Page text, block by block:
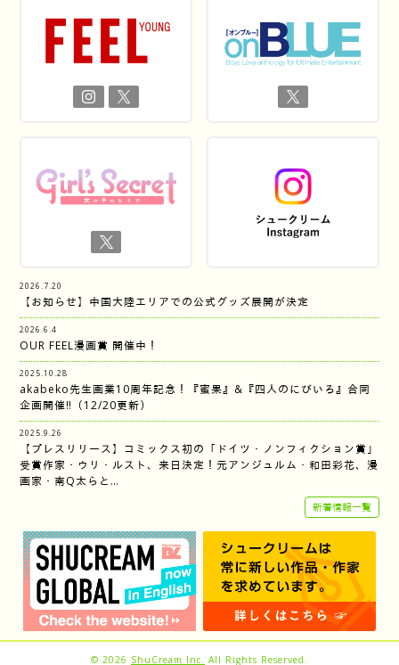
2026.7.20
【お知らせ】中国大陸エリアでの公式グッズ展開が決定
2026.6.4
OUR FEEL漫画賞 開催中！
2025.10.28
akabeko先生画業10周年記念！『蜜果』&『四人のにびいろ』合同
企画開催‼︎（12/20更新）
2025.9.26
【プレスリリース】コミックス初の「ドイツ・ノンフィクション賞」
受賞作家・ウリ・ルスト、来日決定！元アンジュルム・和田彩花、漫
画家・南Q太らと…
新着情報一覧
© 2026 ShuCream Inc. All Rights Reserved.